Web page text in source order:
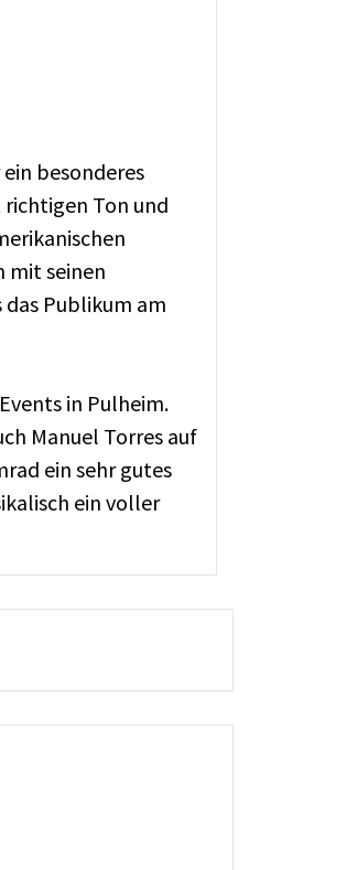
besonderes
Ton und
mit seinen
Publikum am
in Pulheim.
Manuel Torres auf
ein sehr gutes
ein voller